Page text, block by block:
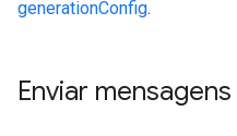
generationConfig.
Enviar mensagens